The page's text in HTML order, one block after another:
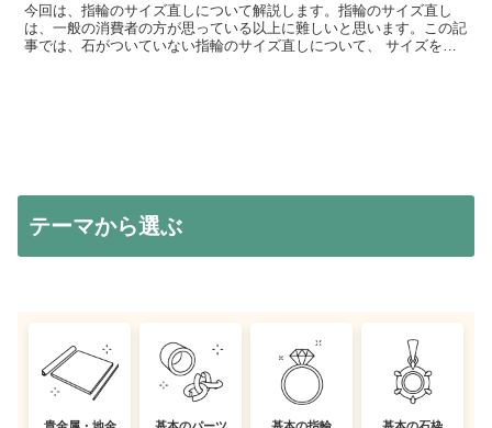
今回は、指輪のサイズ直しについて解説します。指輪のサイズ直し
は、一般の消費者の方が思っている以上に難しいと思います。この記
事では、石がついていない指輪のサイズ直しについて、 サイズを小
テーマから選ぶ